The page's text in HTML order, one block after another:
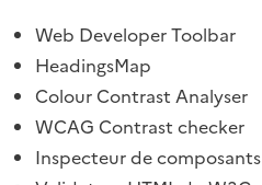
Web Developer Toolbar
HeadingsMap
Colour Contrast Analyser
WCAG Contrast checker
Inspecteur de composants